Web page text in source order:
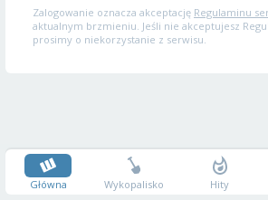
Zalogowanie oznacza akceptację Regulaminu
aktualnym brzmieniu. Jeśli nie akceptujesz
prosimy o niekorzystanie z serwisu.
Główna Wykopalisko Hity